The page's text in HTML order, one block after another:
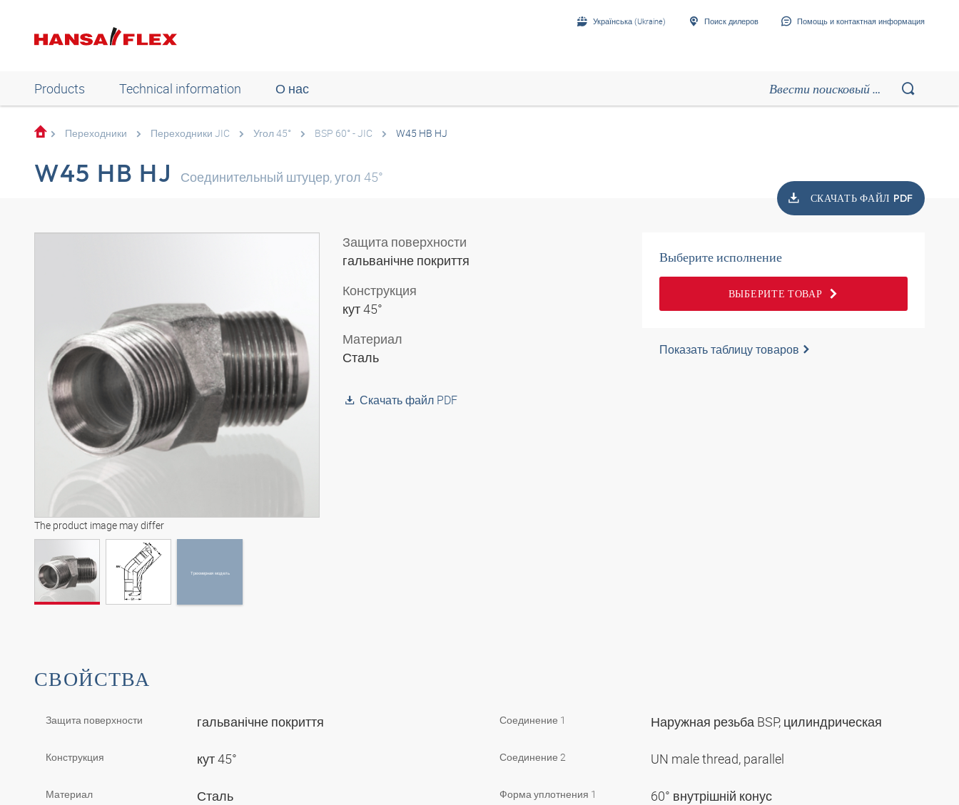
Українська (Ukraine) Поиск дилеров Помощь и контактная информация
Products Technical information О нас
Переходники Переходники JIC Угол 45° BSP 60° - JIC W45 HB HJ
W45 HB HJ Соединительный штуцер, угол 45°
СКАЧАТЬ ФАЙЛ PDF
The product image may differ
Трехмерная модель
Трехмерная модель
Защита поверхности
гальванічне покриття
Конструкция
кут 45°
Материал
Сталь
Скачать файл PDF
Выберите исполнение
ВЫБЕРИТЕ ТОВАР
Показать таблицу товаров
СВОЙСТВА
Защита поверхности гальванічне покриття
Конструкция кут 45°
Материал Сталь
Соединение 1 Наружная резьба BSP, цилиндрическая
Соединение 2 UN male thread, parallel
Форма уплотнения 1 60° внутрішній конус